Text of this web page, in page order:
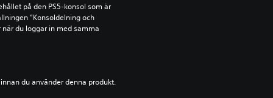
på den PS5-konsol som är
”Konsoldelning och
du loggar in med samma
du använder denna produkt.